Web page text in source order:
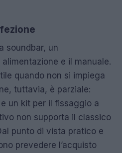
soundbar, un
e il manuale.
quando non si impiega
tuttavia, è parziale:
e un kit per il fissaggio a
non supporta il classico
punto di vista pratico e
prevedere l’acquisto